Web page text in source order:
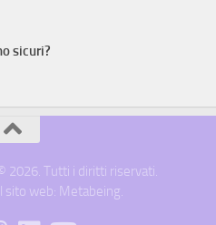
sicuri?
2026. Tutti i diritti riservati.
sito web: Metabeing.